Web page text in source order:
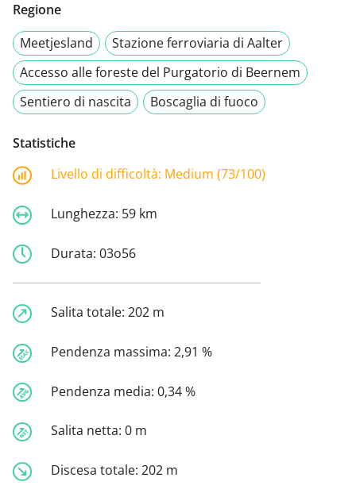
Regione
Meetjesland
Stazione ferroviaria di Aalter
Accesso alle foreste del Purgatorio di Beernem
Sentiero di nascita
Boscaglia di fuoco
Statistiche
Livello di difficoltà: Medium (73/100)
Lunghezza: 59 km
Durata: 03o56
Salita totale: 202 m
Pendenza massima: 2,91 %
Pendenza media: 0,34 %
Salita netta: 0 m
Discesa totale: 202 m